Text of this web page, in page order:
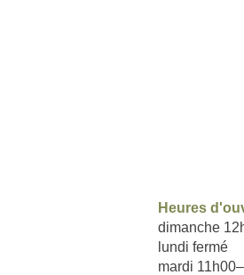
Heures
dimanche
lundi fermé
mardi